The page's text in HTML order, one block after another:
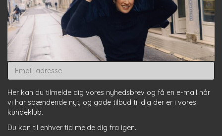
Email-
adresse
Her kan du tilmelde dig vores nyhedsbrev og få en e-mail når
vi har spændende nyt, og gode tilbud til dig der er i vores
kundeklub.
Du kan til enhver tid melde dig fra igen.